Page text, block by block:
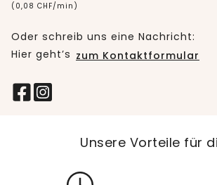
(0,08 CHF/min)
Oder schreib uns eine Nachricht:
Hier geht’s zum Kontaktformular
Unsere Vorteile für